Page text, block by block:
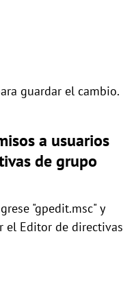
guardar el cambio.
a usuarios
de grupo
"gpedit.msc" y
el Editor de directivas